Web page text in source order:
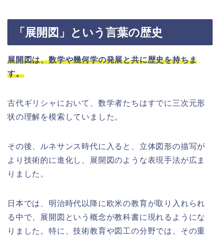
「展開図」という言葉の歴史
展開図は、数学や幾何学の発展と共に歴史を持ちま
す。
古代ギリシャにおいて、数学者たちはすでに三次元形
状の理解を模索していました。
その後、ルネサンス時代に入ると、立体図形の描写が
より技術的に進化し、展開図のような表現手法が広ま
りました。
日本では、明治時代以降に欧米の教育が取り入れられ
る中で、展開図という概念が教科書に現れるようにな
りました。特に、技術教育や図工の分野では、その重